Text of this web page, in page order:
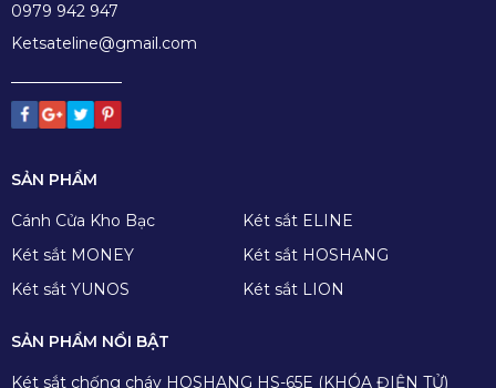
0979 942 947
Ketsateline@gmail.com
SẢN PHẨM
Cánh Cửa Kho Bạc
Két sắt ELINE
Két sắt MONEY
Két sắt HOSHANG
Két sắt YUNOS
Két sắt LION
SẢN PHẨM NỔI BẬT
Két sắt chống cháy HOSHANG HS-65E (KHÓA ĐIỆN TỬ)